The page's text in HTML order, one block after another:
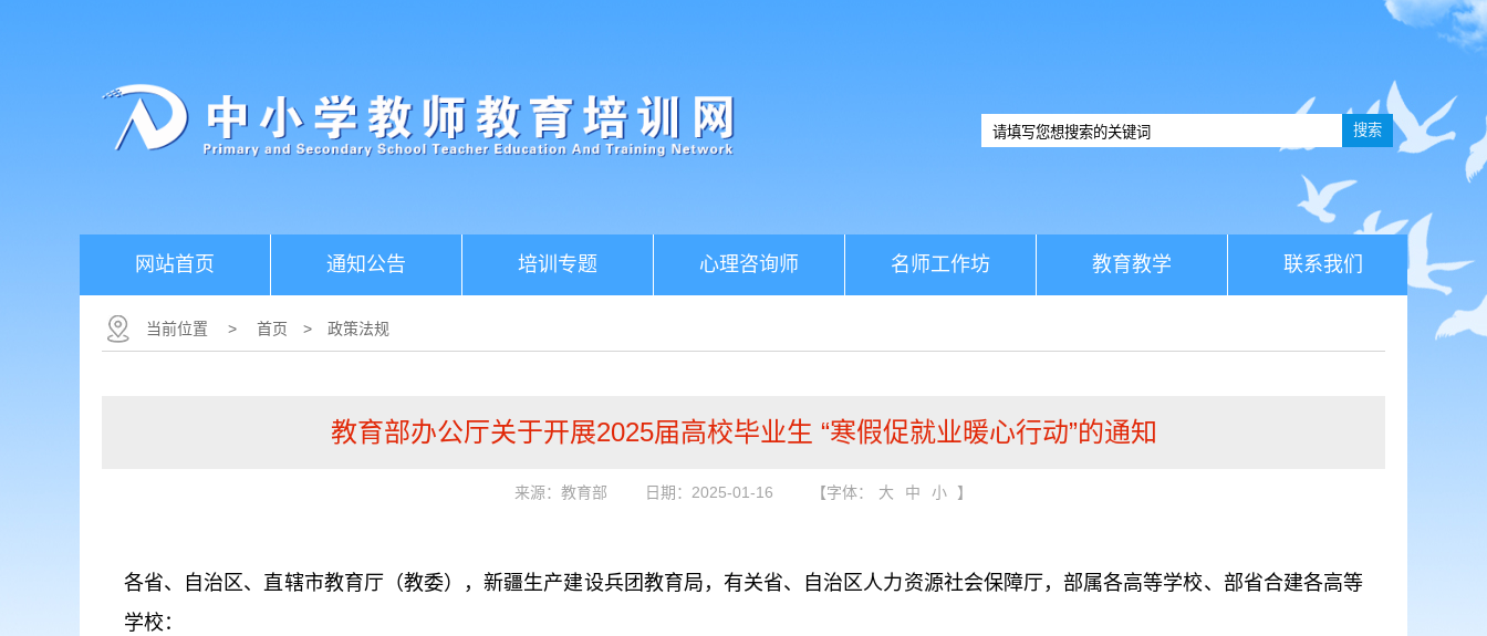
搜索
网站首页 通知公告 培训专题 心理咨询师 名师工作坊 教育教学 联系我们
当前位置 > 首页 > 政策法规
教育部办公厅关于开展2025届高校毕业生 “寒假促就业暖心行动”的通知
来源：教育部 日期：2025-01-16 【字体： 大 中 小 】
各省、自治区、直辖市教育厅（教委），新疆生产建设兵团教育局，有关省、自治区人力资源社会保障厅，部属各高等学校、部省合建各高等
学校：